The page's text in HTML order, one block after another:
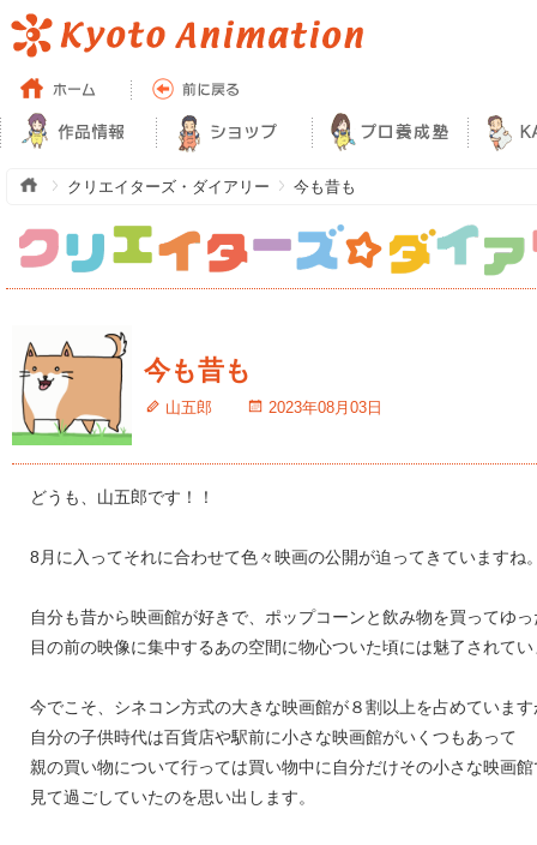
クリエイターズ・ダイアリー 今も昔も
今も昔も
山五郎 2023年08月03日
どうも、山五郎です！！
8月に入ってそれに合わせて色々映画の公開が迫ってきていますね
自分も昔から映画館が好きで、ポップコーンと飲み物を買ってゆ
目の前の映像に集中するあの空間に物心ついた頃には魅了されて
今でこそ、シネコン方式の大きな映画館が８割以上を占めています
自分の子供時代は百貨店や駅前に小さな映画館がいくつもあって
親の買い物について行っては買い物中に自分だけその小さな映画
見て過ごしていたのを思い出します。